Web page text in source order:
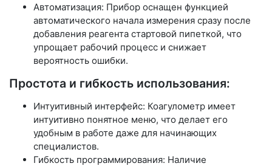
Автоматизация: Прибор оснащен функцией
автоматического начала измерения сразу после
добавления реагента стартовой пипеткой, что
упрощает рабочий процесс и снижает
вероятность ошибки.
Простота и гибкость использования:
Интуитивный интерфейс: Коагулометр имеет
интуитивно понятное меню, что делает его
удобным в работе даже для начинающих
специалистов.
Гибкость программирования: Наличие